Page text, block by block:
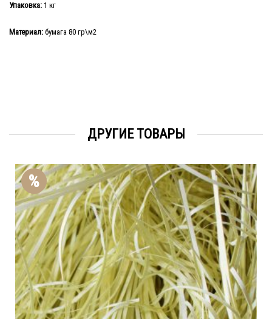
Упаковка: 1 кг
Материал: бумага 80 гр\м2
ДРУГИЕ ТОВАРЫ
%